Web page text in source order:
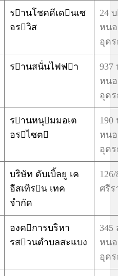
รานโชคดีเดนเซ
อรวิส
24
หน
อุด
รานสนั่นไฟฟา
937
หน
อุด
รานหนุมมอเต
อรไซต
190
หน
อุด
บริษัท ดับเบิ้ลยู เค
อีสเทิรน เทค
จำกัด
ศรี
องคการบริหา
รสวนตำบลสะแบง
345
หน
อุด